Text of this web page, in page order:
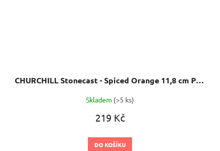
CHURCHILL Stonecast - Spiced Orange 11,8 cm Podšálek espresso
Skladem (>5 ks)
219 Kč
DO KOŠÍKU